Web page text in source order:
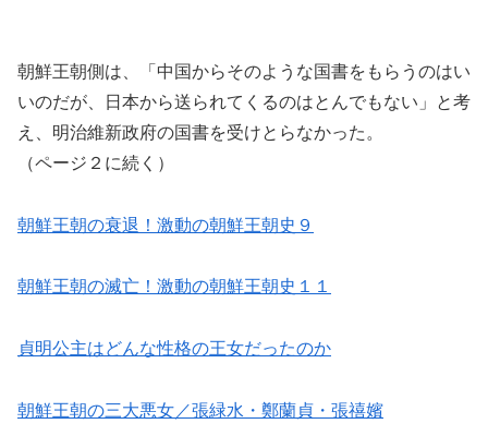
朝鮮王朝側は、「中国からそのような国書をもらうのはい
いのだが、日本から送られてくるのはとんでもない」と考
え、明治維新政府の国書を受けとらなかった。
（ページ２に続く）
朝鮮王朝の衰退！激動の朝鮮王朝史９
朝鮮王朝の滅亡！激動の朝鮮王朝史１１
貞明公主はどんな性格の王女だったのか
朝鮮王朝の三大悪女／張緑水・鄭蘭貞・張禧嬪